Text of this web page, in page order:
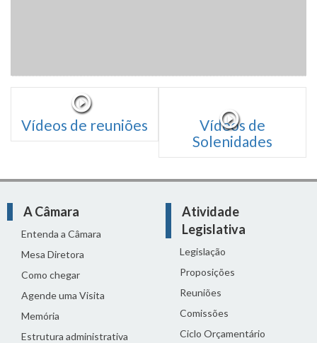
Vídeos de reuniões
Vídeos de
Solenidades
A Câmara
Entenda a Câmara
Mesa Diretora
Como chegar
Agende uma Visita
Memória
Estrutura administrativa
Atividade
Legislativa
Legislação
Proposições
Reuniões
Comissões
Ciclo Orçamentário